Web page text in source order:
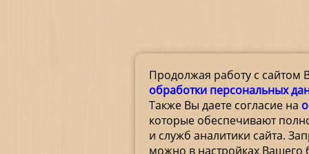
Продолжая работу с сайтом
обработки персональных
Также Вы даете согласие на
которые обеспечивают
и служб аналитики сайта.
можно в настройках Вашего